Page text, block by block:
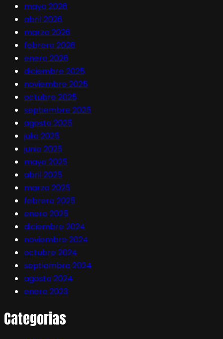
mayo 2026
abril 2026
marzo 2026
febrero 2026
enero 2026
diciembre 2025
noviembre 2025
octubre 2025
septiembre 2025
agosto 2025
julio 2025
junio 2025
mayo 2025
abril 2025
marzo 2025
febrero 2025
enero 2025
diciembre 2024
noviembre 2024
octubre 2024
septiembre 2024
agosto 2024
enero 2023
Categorias